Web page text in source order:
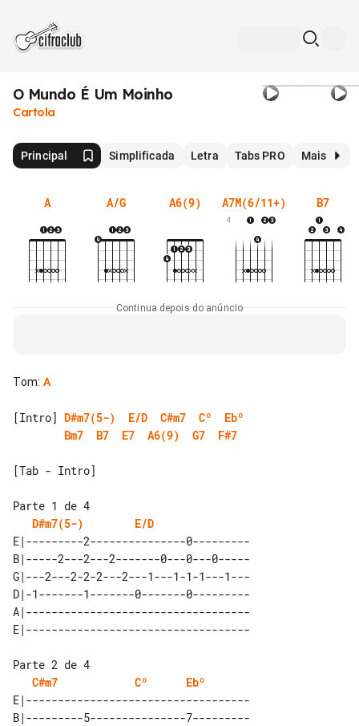
O Mundo É Um Moinho
Cartola
Principal Simplificada Letra Tabs PRO Mais
A A/G A6(9) A7M(6/11+)
4
B7
Continua depois do anúncio
Tom: A
[Intro] D#m7(5-) E/D C#m7 Cº
Ebº
Bm7
B7 E7 A6(9) G7 F#7
[Tab - Intro]
D#m7(5-)
E/D
E|---------2---------------0---------
B|-----2---2---2-------0---0---0-----
G|---2---2-2-2---2---1---1-1-1---1---
D|-1-------1-------0-------0---------
A|-----------------------------------
C#m7
Cº
Ebº
E|-----------------------------------
B|---------5---------------7---------